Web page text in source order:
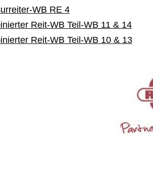
WB RE 4
Reit-WB Teil-WB 11 & 14
Reit-WB Teil-WB 10 & 13